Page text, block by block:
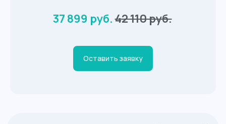
37 899 руб.42 110 руб.
Оставить заявку